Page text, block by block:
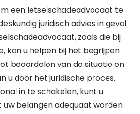
een letselschadeadvocaat te
juridisch advies in geval
zoals die bij
kan u helpen bij het begrijpen
beoordelen van de situatie en
u door het juridische proces.
in te schakelen, kunt u
belangen adequaat worden